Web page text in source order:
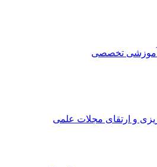
آموزشی تخصصی
و ارتقای مجلات علمی